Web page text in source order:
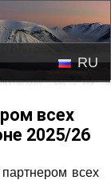
RU
всех
2025/26
всех